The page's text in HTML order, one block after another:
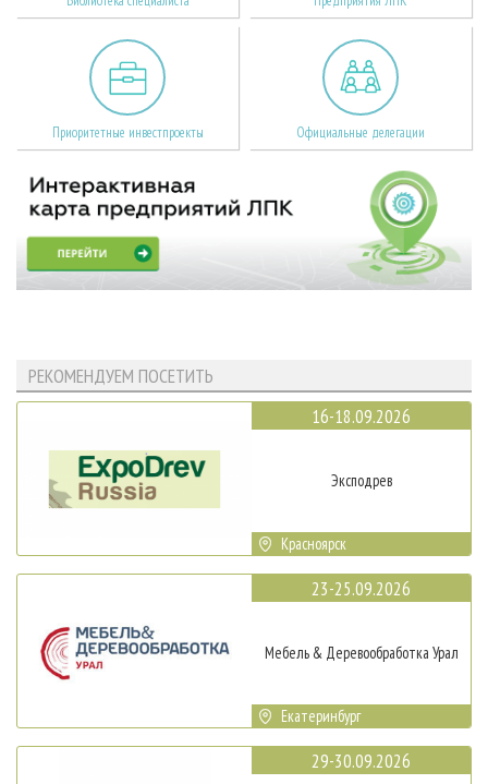
Приоритетные инвестпроекты Официальные делегации
РЕКОМЕНДУЕМ ПОСЕТИТЬ
16-18.09.2026
Эксподрев
Красноярск
23-25.09.2026
Мебель & Деревообработка Урал
Екатеринбург
29-30.09.2026